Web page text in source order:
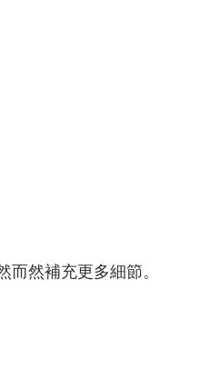
然補充更多細節。